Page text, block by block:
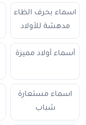
اسماء بحرف الظاء
مدهشة للأولاد
أسماء أولاد مميزة
اسماء مستعارة
شباب